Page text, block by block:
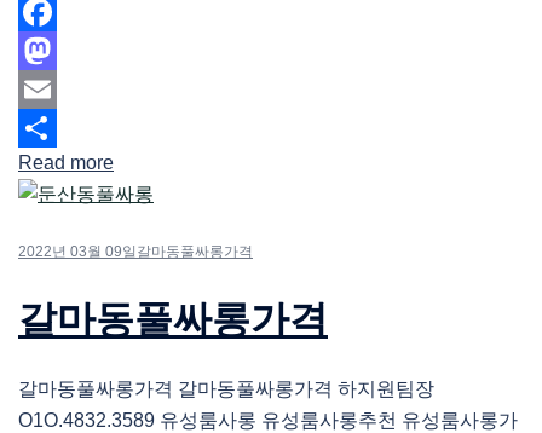
Facebook
Mastodon
Email
Share
Read more
2022년 03월 09일 갈마동풀싸롱가격
갈마동풀싸롱가격
갈마동풀싸롱가격 갈마동풀싸롱가격 하지원팀장
O1O.4832.3589 유성룸사롱 유성룸사롱추천 유성룸사롱가